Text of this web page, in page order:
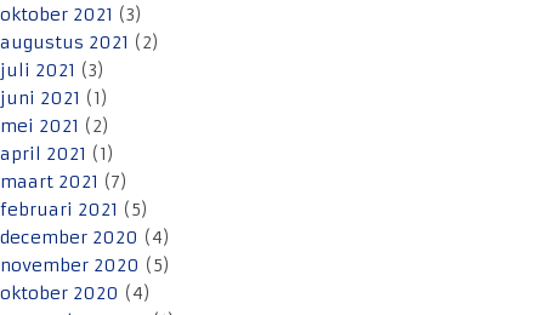
oktober 2021 (3)
augustus 2021 (2)
juli 2021 (3)
juni 2021 (1)
mei 2021 (2)
april 2021 (1)
maart 2021 (7)
februari 2021 (5)
december 2020 (4)
november 2020 (5)
oktober 2020 (4)